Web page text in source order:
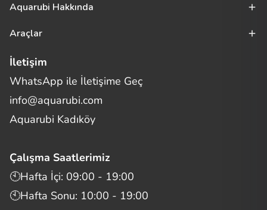
Aquarubi Hakkında
Araçlar
İletişim
WhatsApp ile İletişime Geç
info@aquarubi.com
Aquarubi Kadıköy
Çalışma Saatlerimiz
🕙Hafta İçi: 09:00 - 19:00
🕙Hafta Sonu: 10:00 - 19:00
Merhaba! Size nasıl yardımcı
olabilirim?
Bilgi
Müşteri Destek